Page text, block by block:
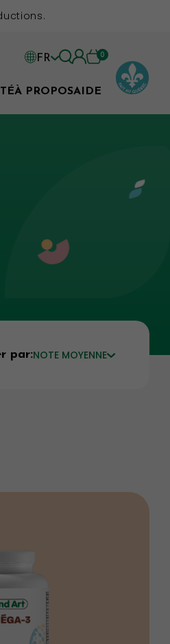
FR
FR
0
À PROPOSAIDE
par:NOTE MOYENNE